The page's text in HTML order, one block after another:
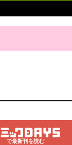
で最新刊を読む